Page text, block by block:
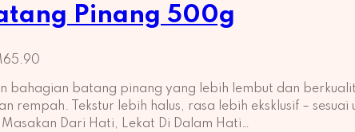
Pinang 500g
65.90
bahagian batang pinang yang lebih lembut dan
Tekstur lebih halus, rasa lebih eksklusif – sesuai
Dari Hati, Lekat Di Dalam Hati…